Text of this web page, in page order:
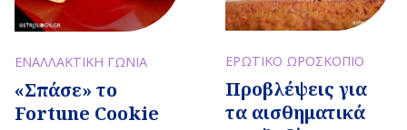
ΕΝΑΛΛΑΚΤΙΚΗ ΓΩΝΙΑ
«Σπάσε» το
Fortune Cookie
ΕΡΩΤΙΚΟ ΩΡΟΣΚΟΠΙΟ
Προβλέψεις για
τα αισθηματικά